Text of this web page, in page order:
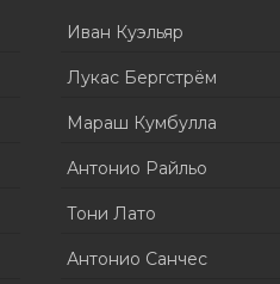
Иван Куэльяр
Лукас Бергстрём
Мараш Кумбулла
Антонио Райльо
Тони Лато
Антонио Санчес